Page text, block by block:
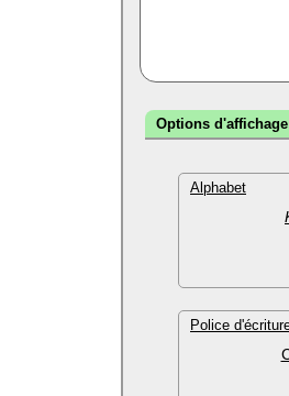
Options d'affichage
Alphabet
Police